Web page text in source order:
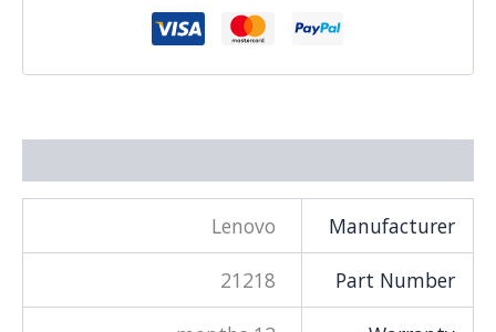
Manufacturer
Lenovo
Part Number
21218